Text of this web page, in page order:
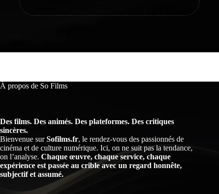
À propos de So Films
Des films. Des animés. Des plateformes. Des critiques
sincères.
Bienvenue surSofilms.fr, le rendez-vous des passionnés de
cinéma et de culture numérique. Ici, on ne suit pas la tendance,
on l’analyse. Chaque œuvre, chaque service, chaque
expérience est passée au crible avec un regard honnête,
subjectif et assumé.